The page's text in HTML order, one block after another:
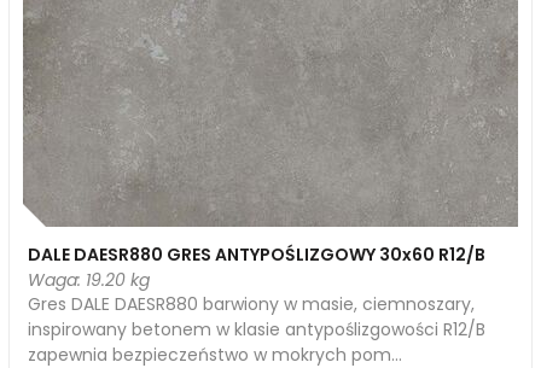
DALE DAESR880 GRES ANTYPOŚLIZGOWY 30x60 R12/B
Waga: 19.20 kg
Gres DALE DAESR880 barwiony w masie, ciemnoszary,
inspirowany betonem w klasie antypoślizgowości R12/B
zapewnia bezpieczeństwo w mokrych pom...